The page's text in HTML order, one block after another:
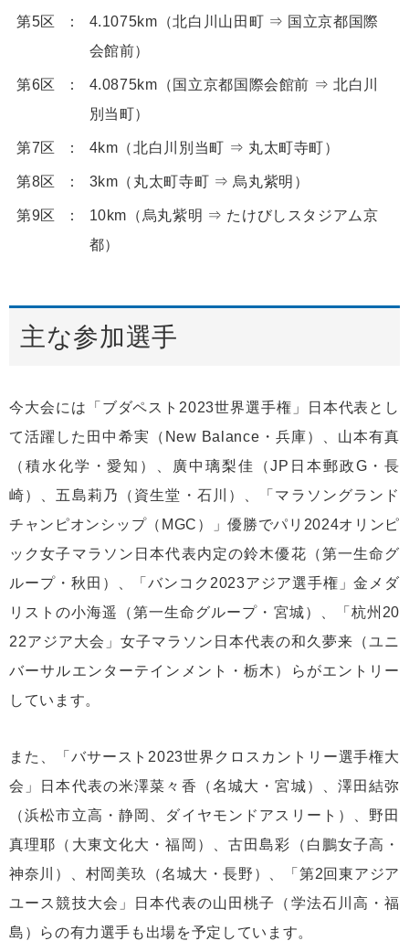
第5区
4.1075km（北白川山田町 ⇒ 国立京都国際
会館前）
第6区
4.0875km（国立京都国際会館前 ⇒ 北白川
別当町）
第7区 4km（北白川別当町 ⇒ 丸太町寺町）
第8区 3km（丸太町寺町 ⇒ 烏丸紫明）
第9区
10km（烏丸紫明 ⇒ たけびしスタジアム京
都）
主な参加選手
今大会には「ブダペスト2023世界選手権」日本代表とし
て活躍した田中希実（New Balance・兵庫）、山本有真
（積水化学・愛知）、廣中璃梨佳（JP日本郵政G・長
崎）、五島莉乃（資生堂・石川）、「マラソングランド
チャンピオンシップ（MGC）」優勝でパリ2024オリンピ
ック女子マラソン日本代表内定の鈴木優花（第一生命グ
ループ・秋田）、「バンコク2023アジア選手権」金メダ
リストの小海遥（第一生命グループ・宮城）、「杭州20
22アジア大会」女子マラソン日本代表の和久夢来（ユニ
バーサルエンターテインメント・栃木）らがエントリー
しています。
また、「バサースト2023世界クロスカントリー選手権大
会」日本代表の米澤菜々香（名城大・宮城）、澤田結弥
（浜松市立高・静岡、ダイヤモンドアスリート）、野田
真理耶（大東文化大・福岡）、古田島彩（白鵬女子高・
神奈川）、村岡美玖（名城大・長野）、「第2回東アジア
ユース競技大会」日本代表の山田桃子（学法石川高・福
島）らの有力選手も出場を予定しています。